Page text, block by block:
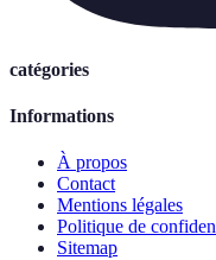
catégories
Informations
À propos
Contact
Mentions légales
Politique de
Sitemap